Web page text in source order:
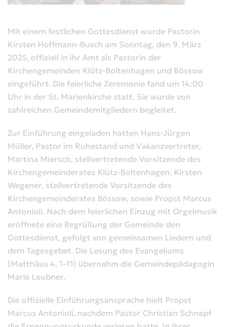
Mit einem festlichen Gottesdienst wurde Pastorin
Kirsten Hoffmann-Busch am Sonntag, den 9. März
2025, offiziell in ihr Amt als Pastorin der
Kirchengemeinden Klütz-Boltenhagen und Bössow
eingeführt. Die feierliche Zeremonie fand um 14:00
Uhr in der St. Marienkirche statt. Sie wurde von
zahlreichen Gemeindemitgliedern begleitet.
Zur Einführung eingeladen hatten Hans-Jürgen
Müller, Pastor im Ruhestand und Vakanzvertreter,
Martina Miersch, stellvertretende Vorsitzende des
Kirchengemeinderates Klütz-Boltenhagen, Kirsten
Wegener, stellvertretende Vorsitzende des
Kirchengemeinderates Bössow, sowie Propst Marcus
Antonioli. Nach dem feierlichen Einzug mit Orgelmusik
eröffnete eine Begrüßung der Gemeinde den
Gottesdienst, gefolgt von gemeinsamen Liedern und
dem Tagesgebet. Die Lesung des Evangeliums
(Matthäus 4, 1–11) übernahm die Gemeindepädagogin
Marie Leubner.
Die offizielle Einführungsansprache hielt Propst
Marcus Antonioli, nachdem Pastor Christian Schnepf